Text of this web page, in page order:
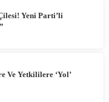
Yeni Parti’li
Ve Yetkililere ‘Yol’